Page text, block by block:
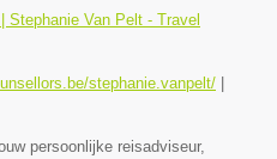
Stephanie Van Pelt - Travel
stephanie.vanpelt/
persoonlijke reisadviseur,